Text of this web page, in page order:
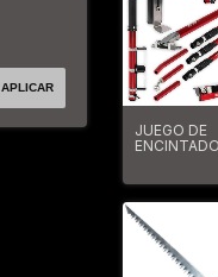
APLICAR
JUEGO DE